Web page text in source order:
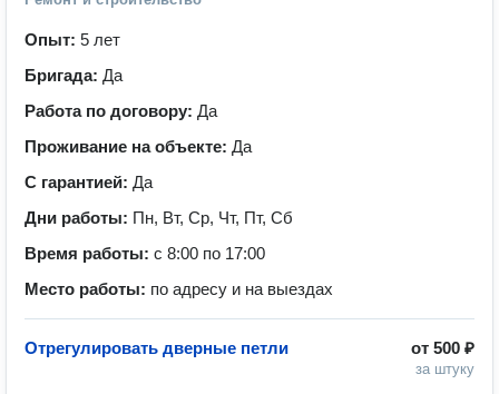
Опыт: 5 лет
Бригада: Да
Работа по договору: Да
Проживание на объекте: Да
С гарантией: Да
Дни работы: Пн, Вт, Ср, Чт, Пт, Сб
Время работы: с 8:00 по 17:00
Место работы: по адресу и на выездах
от 500 ₽
за штуку
Отрегулировать дверные петли